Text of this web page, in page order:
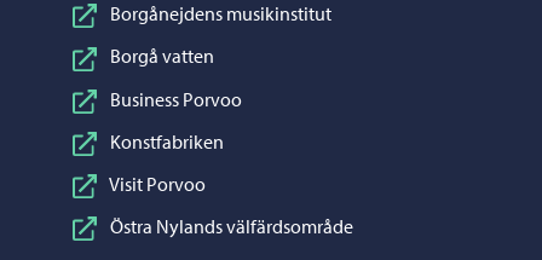
Borgånejdens musikinstitut
Borgå vatten
Business Porvoo
Konstfabriken
Visit Porvoo
Östra Nylands välfärdsområde